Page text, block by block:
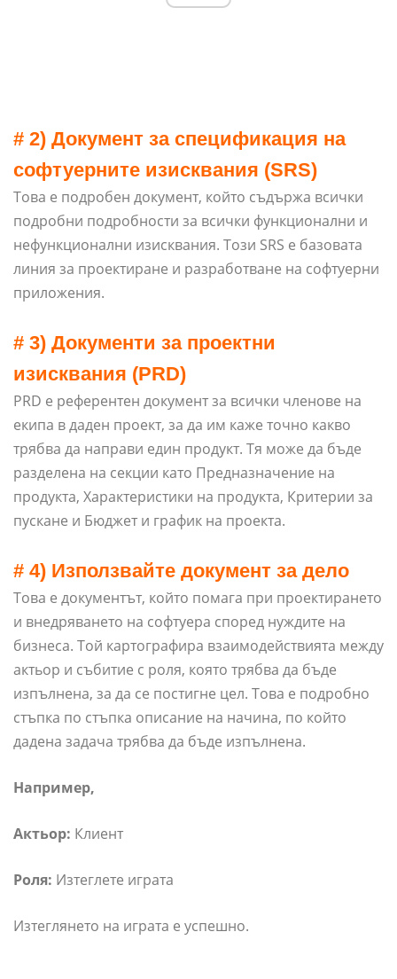
# 2) Документ за спецификация на
софтуерните изисквания (SRS)
Това е подробен документ, който съдържа всички
подробни подробности за всички функционални и
нефункционални изисквания. Този SRS е базовата
линия за проектиране и разработване на софтуерни
приложения.
# 3) Документи за проектни
изисквания (PRD)
PRD е референтен документ за всички членове на
екипа в даден проект, за да им каже точно какво
трябва да направи един продукт. Тя може да бъде
разделена на секции като Предназначение на
продукта, Характеристики на продукта, Критерии за
пускане и Бюджет и график на проекта.
# 4) Използвайте документ за дело
Това е документът, който помага при проектирането
и внедряването на софтуера според нуждите на
бизнеса. Той картографира взаимодействията между
актьор и събитие с роля, която трябва да бъде
изпълнена, за да се постигне цел. Това е подробно
стъпка по стъпка описание на начина, по който
дадена задача трябва да бъде изпълнена.
Например,
Актьор: Клиент
Роля: Изтеглете играта
Изтеглянето на играта е успешно.